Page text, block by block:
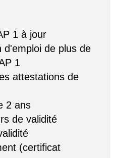
1 à jour
d'emploi de plus de
1
attestations de
2 ans
de validité
(certificat